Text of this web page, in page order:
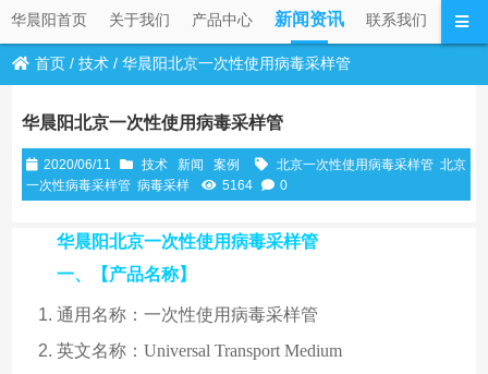
华晨阳首页 关于我们 产品中心 新闻资讯 联系我们
首页 /技术 /华晨阳北京一次性使用病毒采样管
华晨阳北京一次性使用病毒采样管
2020/06/11 技术 新闻 案例 北京一次性使用病毒采样管 北京
一次性病毒采样管 病毒采样 5164 0
华晨阳北京一次性使用病毒采样管
一、【产品名称】
通用名称：一次性使用病毒采样管
英文名称：Universal Transport Medium